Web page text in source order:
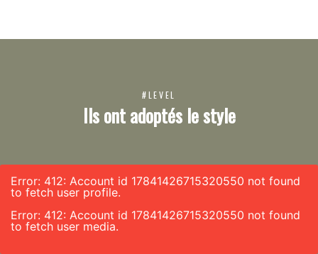
#LEVEL
Ils ont adoptés le style
Error: 412: Account id 17841426715320550 not found
to fetch user profile.
Error: 412: Account id 17841426715320550 not found
to fetch user media.